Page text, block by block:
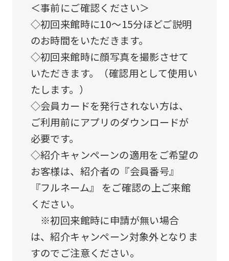
＜事前にご確認ください＞
◇初回来館時に10～15分ほどご説明
のお時間をいただきます。
◇初回来館時に顔写真を撮影させて
いただきます。（確認用として使用い
たします。）
◇会員カードを発行されない方は、
ご利用前にアプリのダウンロードが
必要です。
◇紹介キャンペーンの適用をご希望の
お客様は、紹介者の『会員番号』
『フルネーム』 をご確認の上ご来館
ください。
※初回来館時に申請が無い場合
は、紹介キャンペーン対象外となりま
すのでご注意ください。
may
differ
from
the
original
We
ask
you
fully
understand
before
using
the